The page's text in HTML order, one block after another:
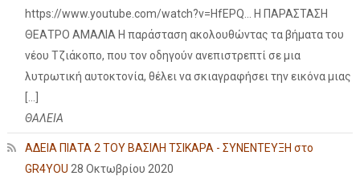
https://www.youtube.com/watch?v=HfEPQ... Η ΠΑΡΑΣΤΑΣΗ
ΘΕΑΤΡΟ ΑΜΑΛΙΑ Η παράσταση ακολουθώντας τα βήματα του
νέου Τζιάκοπο, που τον οδηγούν ανεπιστρεπτί σε μια
λυτρωτική αυτοκτονία, θέλει να σκιαγραφήσει την εικόνα μιας
ΘΑΛΕΙΑ
ΑΔΕΙΑ ΠΙΑΤΑ 2 ΤΟΥ ΒΑΣΙΛΗ ΤΣΙΚΑΡΑ - ΣΥΝΕΝΤΕΥΞΗ στο
GR4YOU 28 Οκτωβρίου 2020